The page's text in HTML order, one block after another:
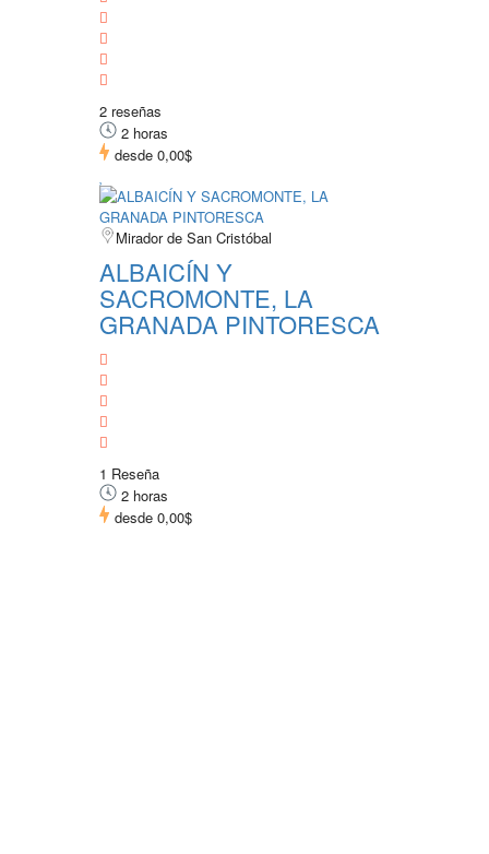
2 reseñas
2 horas
desde 0,00$
Mirador de San Cristóbal
ALBAICÍN Y
SACROMONTE, LA
GRANADA PINTORESCA
1 Reseña
2 horas
desde 0,00$